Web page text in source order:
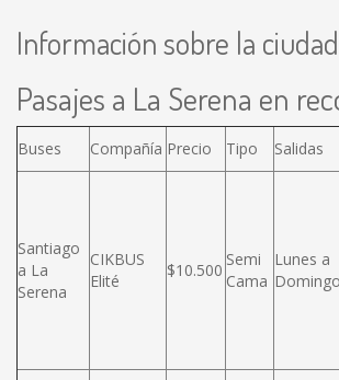
Información sobre la
Pasajes a La Serena en
Buses Compañía Precio Tipo Salidas
Santiago
a La
Serena
CIKBUS
Elité
$10.500
Semi
Cama
Lunes a
Domingo